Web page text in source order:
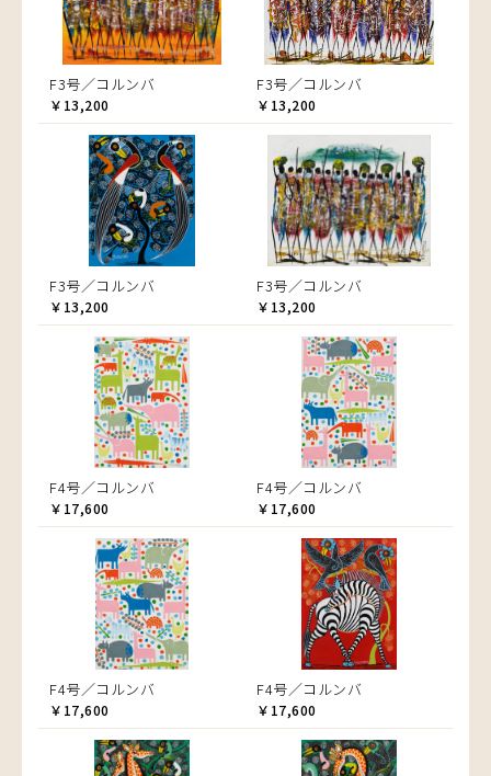
F3号／コルンバ
￥13,200
F3号／コルンバ
￥13,200
F3号／コルンバ
￥13,200
F3号／コルンバ
￥13,200
F4号／コルンバ
￥17,600
F4号／コルンバ
￥17,600
F4号／コルンバ
￥17,600
F4号／コルンバ
￥17,600